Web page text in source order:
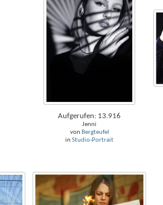
Aufgerufen: 13.916
Jenni
von Bergteufel
in Studio-Portrait